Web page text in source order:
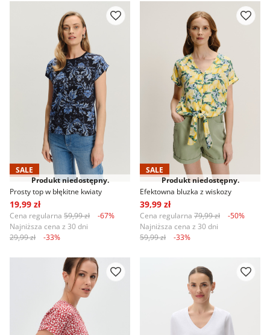
SALE
Produkt niedostępny.
Prosty top w błękitne kwiaty
19,99 zł
Cena regularna 59,99 zł
-67%
Najniższa cena z 30 dni
29,99 zł
-33%
SALE
Produkt niedostępny.
Efektowna bluzka z wiskozy
39,99 zł
Cena regularna 79,99 zł
-50%
Najniższa cena z 30 dni
59,99 zł
-33%